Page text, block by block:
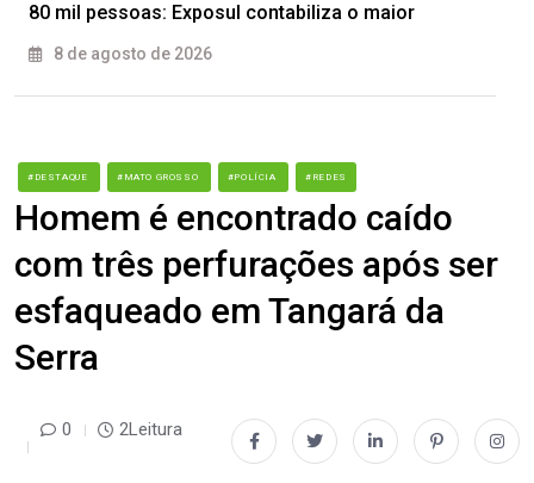
80 mil pessoas: Exposul contabiliza o maior
8 de agosto de 2026
#DESTAQUE #MATO GROSSO #POLÍCIA #REDES
Homem é encontrado caído
com três perfurações após ser
esfaqueado em Tangará da
Serra
0 2Leitura